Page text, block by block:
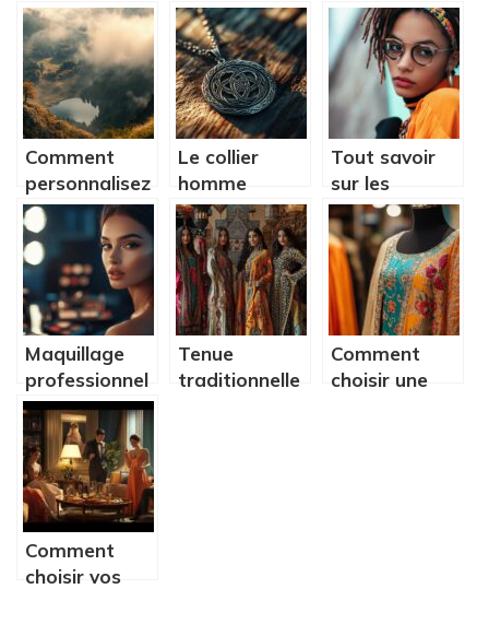
trousse de
toilette pour
homme selon
vos besoins
boutiques de
lingerie
tendance
Ultime pour
un Style Art
Déco
Capillaire
Comment
personnalisez
votre calot
médical pour
ajouter une
touche
originale à
votre
uniforme et
créer des
sourires
Le collier
homme
celtique
triquetra :
entre
spiritualite
runique et
elegance
contemporaine
Tout savoir
sur les
dreadlocks
sur cheveux
courts : 5
mythes a
deconstruire
Maquillage
professionnel
: ce que vous
allez
apprendre sur
les techniques
de correcteur
pour
camoufler les
imperfections
Tenue
traditionnelle
Comment
choisir une
Comment
choisir vos